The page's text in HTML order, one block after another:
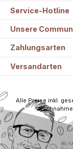
Service-Hotline
Unsere
Zahlungsarten
Versandarten
Alle Preise inkl.